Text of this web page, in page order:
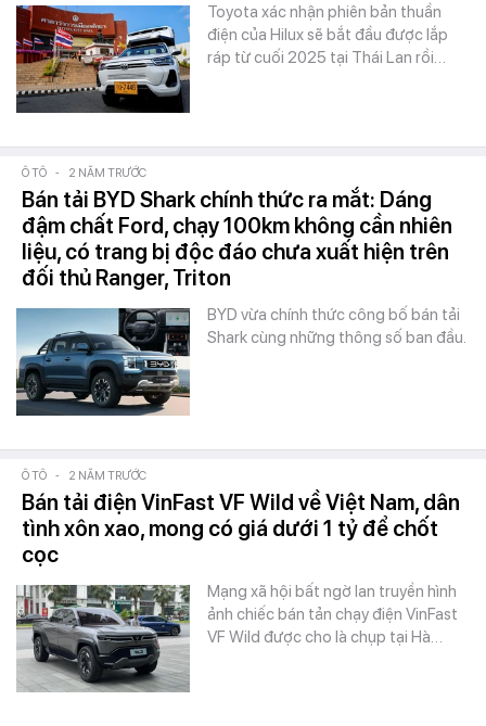
Toyota xác nhận phiên bản thuần
điện của Hilux sẽ bắt đầu được lắp
ráp từ cuối 2025 tại Thái Lan rồi…
Ô TÔ - 2 NĂM TRƯỚC
Bán tải BYD Shark chính thức ra mắt: Dáng
đậm chất Ford, chạy 100km không cần nhiên
liệu, có trang bị độc đáo chưa xuất hiện trên
đối thủ Ranger, Triton
BYD vừa chính thức công bố bán tải
Shark cùng những thông số ban đầu.
Ô TÔ - 2 NĂM TRƯỚC
Bán tải điện VinFast VF Wild về Việt Nam, dân
tình xôn xao, mong có giá dưới 1 tỷ để chốt
cọc
Mạng xã hội bất ngờ lan truyền hình
ảnh chiếc bán tản chạy điện VinFast
VF Wild được cho là chụp tại Hà…